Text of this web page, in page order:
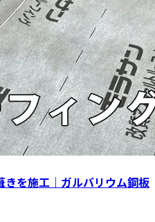
を施工｜ガルバリウム鋼板